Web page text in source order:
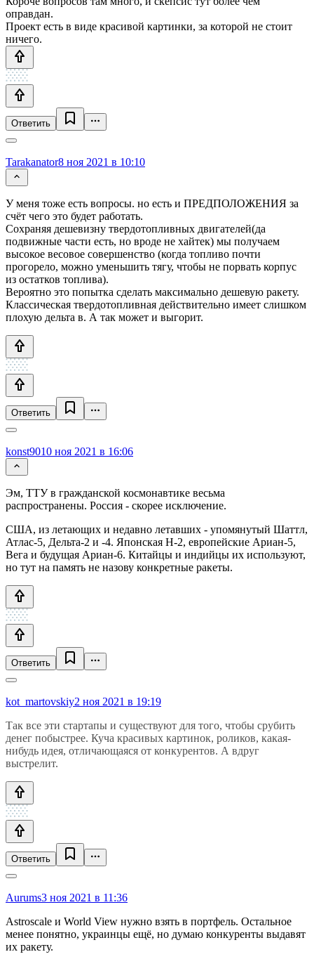
оправдан.
Проект есть в виде красивой картинки, за которой не стоит
ничего.
Ответить
Tarakanator8 ноя 2021 в 10:10
У меня тоже есть вопросы. но есть и ПРЕДПОЛОЖЕНИЯ за
счёт чего это будет работать.
Сохраняя дешевизну твердотопливных двигателей(да
подвижные части есть, но вроде не хайтек) мы получаем
высокое весовое совершенство (когда топливо почти
прогорело, можно уменьшить тягу, чтобы не порвать корпус
из остатков топлива).
Вероятно это попытка сделать максимально дешевую ракету.
Классическая твердотопливная действительно имеет слишком
плохую дельта в. А так может и выгорит.
Ответить
konst9010 ноя 2021 в 16:06
Эм, ТТУ в гражданской космонавтике весьма
распространены. Россия - скорее исключение.
США, из летающих и недавно летавших - упомянутый Шаттл,
Атлас-5, Дельта-2 и -4. Японская Н-2, европейские Ариан-5,
Вега и будущая Ариан-6. Китайцы и индийцы их используют,
но тут на память не назову конкретные ракеты.
Ответить
kot_martovskiy2 ноя 2021 в 19:19
Так все эти стартапы и существуют для того, чтобы срубить
денег побыстрее. Куча красивых картинок, роликов, какая-
нибудь идея, отличающаяся от конкурентов. А вдруг
выстрелит.
Ответить
Aurums3 ноя 2021 в 11:36
Astroscale и World View нужно взять в портфель. Остальное
менее понятно, украинцы ещё, но думаю конкуренты выдавят
их ракету.